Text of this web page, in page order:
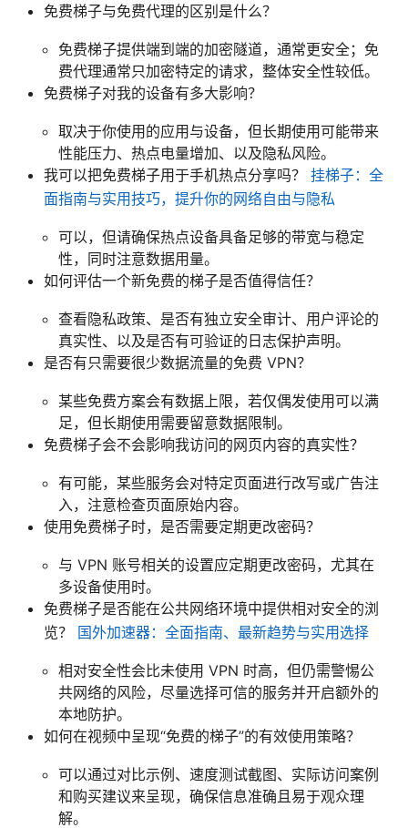
免费梯子与免费代理的区别是什么？
免费梯子提供端到端的加密隧道，通常更安全；免
费代理通常只加密特定的请求，整体安全性较低。
免费梯子对我的设备有多大影响？
取决于你使用的应用与设备，但长期使用可能带来
性能压力、热点电量增加、以及隐私风险。
我可以把免费梯子用于手机热点分享吗？ 挂梯子：全
面指南与实用技巧，提升你的网络自由与隐私
可以，但请确保热点设备具备足够的带宽与稳定
性，同时注意数据用量。
如何评估一个新免费的梯子是否值得信任？
查看隐私政策、是否有独立安全审计、用户评论的
真实性、以及是否有可验证的日志保护声明。
是否有只需要很少数据流量的免费 VPN？
某些免费方案会有数据上限，若仅偶发使用可以满
足，但长期使用需要留意数据限制。
免费梯子会不会影响我访问的网页内容的真实性？
有可能，某些服务会对特定页面进行改写或广告注
入，注意检查页面原始内容。
使用免费梯子时，是否需要定期更改密码？
与 VPN 账号相关的设置应定期更改密码，尤其在
多设备使用时。
免费梯子是否能在公共网络环境中提供相对安全的浏
览？ 国外加速器：全面指南、最新趋势与实用选择
相对安全性会比未使用 VPN 时高，但仍需警惕公
共网络的风险，尽量选择可信的服务并开启额外的
本地防护。
如何在视频中呈现“免费的梯子”的有效使用策略？
可以通过对比示例、速度测试截图、实际访问案例
和购买建议来呈现，确保信息准确且易于观众理
解。